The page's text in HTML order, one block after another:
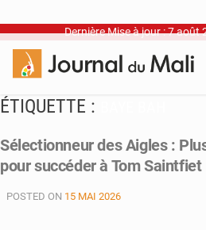
Dernière Mise à jour : 7 août
ÉTIQUETTE :
Sélectionneur des Aigles :
pour succéder à Tom Saintfiet
POSTED ON 15 MAI 2026